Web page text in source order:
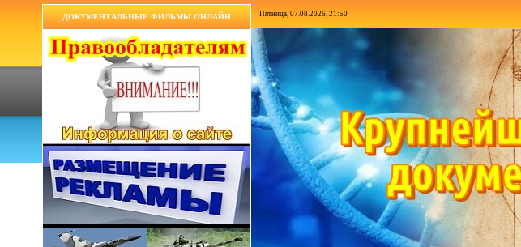
ДОКУМЕНТАЛЬНЫЕ ФИЛЬМЫ ОНЛАЙН Пятница, 07.08.2026, 21:50